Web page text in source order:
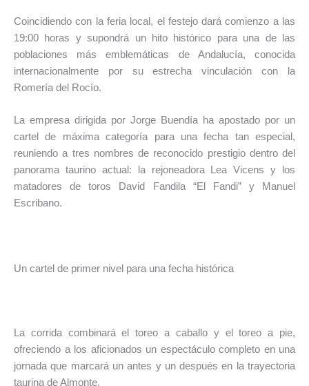
Coincidiendo con la feria local, el festejo dará comienzo a las
19:00 horas y supondrá un hito histórico para una de las
poblaciones más emblemáticas de Andalucía, conocida
internacionalmente por su estrecha vinculación con la
Romería del Rocío.
La empresa dirigida por Jorge Buendía ha apostado por un
cartel de máxima categoría para una fecha tan especial,
reuniendo a tres nombres de reconocido prestigio dentro del
panorama taurino actual: la rejoneadora Lea Vicens y los
matadores de toros David Fandila “El Fandi” y Manuel
Escribano.
Un cartel de primer nivel para una fecha histórica
La corrida combinará el toreo a caballo y el toreo a pie,
ofreciendo a los aficionados un espectáculo completo en una
jornada que marcará un antes y un después en la trayectoria
taurina de Almonte.